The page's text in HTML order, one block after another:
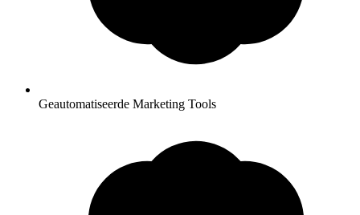
Geautomatiseerde Marketing Tools